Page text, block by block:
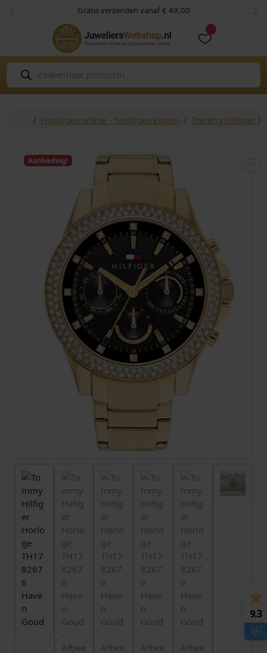
Skip to content
Skip to footer Gratis verzenden vanaf € 49,00
Vorige
P
o
d
HomeHorloges online - horloges kopen Tommy Hilfiger
Aanbieding!
9.3